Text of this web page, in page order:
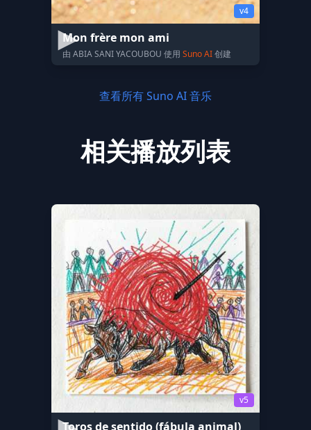
v4
Mon frère mon ami
由 ABIA SANI YACOUBOU 使用 Suno AI创建
查看所有 Suno AI 音乐
相关播放列表
v5
Toros de sentido (fábula animal)